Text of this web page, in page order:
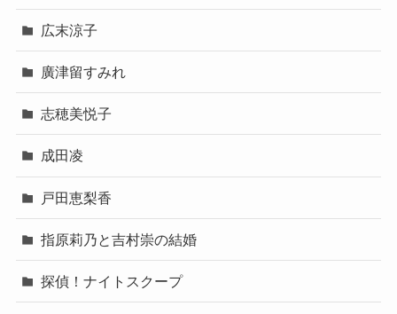
広末涼子
廣津留すみれ
志穂美悦子
成田凌
戸田恵梨香
指原莉乃と吉村崇の結婚
探偵！ナイトスクープ